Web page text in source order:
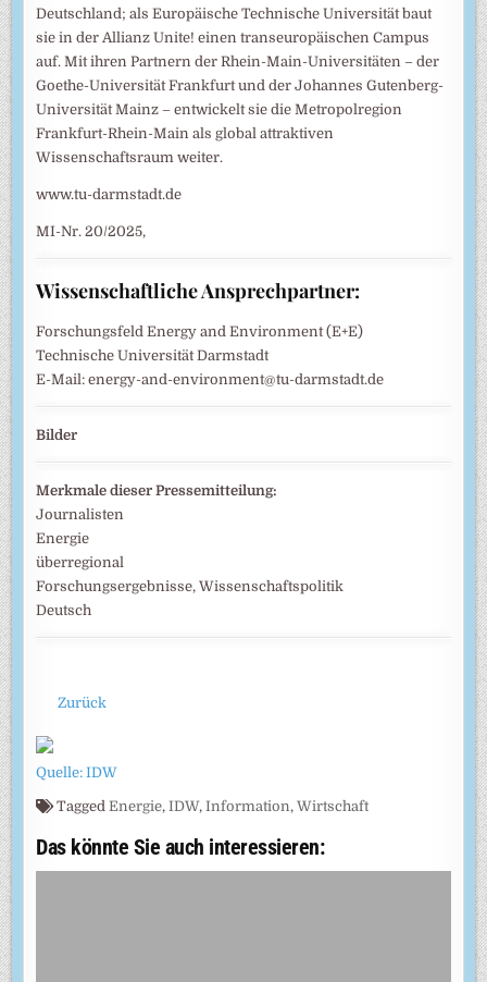
Deutschland; als Europäische Technische Universität baut
sie in der Allianz Unite! einen transeuropäischen Campus
auf. Mit ihren Partnern der Rhein-Main-Universitäten – der
Goethe-Universität Frankfurt und der Johannes Gutenberg-
Universität Mainz – entwickelt sie die Metropolregion
Frankfurt-Rhein-Main als global attraktiven
Wissenschaftsraum weiter.
www.tu-darmstadt.de
MI-Nr. 20/2025,
Wissenschaftliche Ansprechpartner:
Forschungsfeld Energy and Environment (E+E)
Technische Universität Darmstadt
E-Mail: energy-and-environment@tu-darmstadt.de
Bilder
Merkmale dieser Pressemitteilung:
Journalisten
Energie
überregional
Forschungsergebnisse, Wissenschaftspolitik
Deutsch
Zurück
Quelle: IDW
TaggedEnergie,IDW,Information,Wirtschaft
Das könnte Sie auch interessieren: